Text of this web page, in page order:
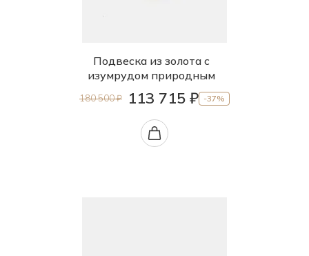
Подвеска из золота с
изумрудом природным
180 500 ₽ 113 715 ₽ -37%